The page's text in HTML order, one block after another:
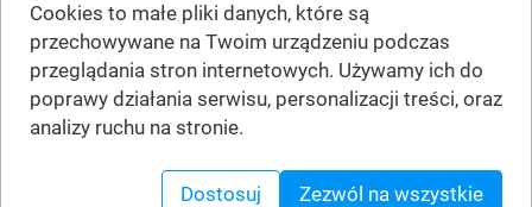
Zobacz również:
Cookies to małe pliki danych, które są
przechowywane na Twoim urządzeniu podczas
przeglądania stron internetowych. Używamy ich do
poprawy działania serwisu, personalizacji treści, oraz
analizy ruchu na stronie.
Dostosuj Zezwól na wszystkie